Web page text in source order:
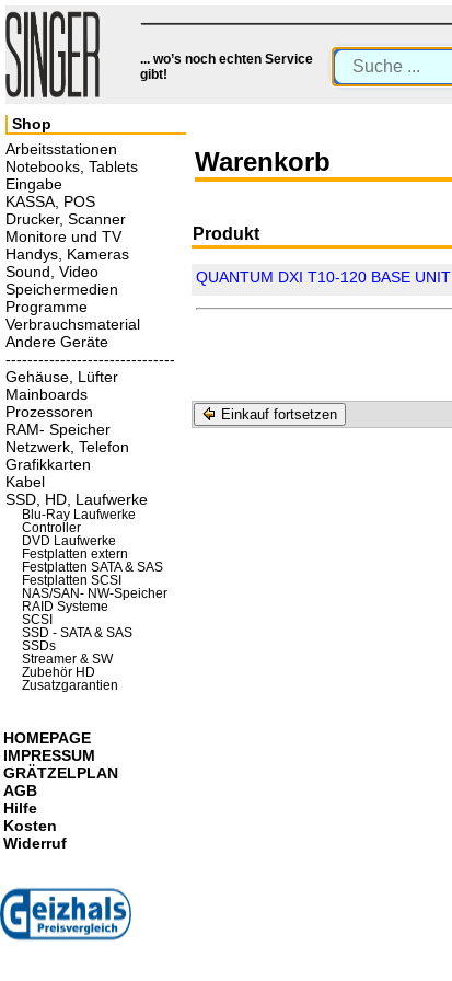
... wo’s noch echten Service
gibt!
Warenkorb
Produkt
QUANTUM DXI T10-120 BASE UNIT
Einkauf fortsetzen
Shop
Arbeitsstationen
Notebooks, Tablets
Eingabe
KASSA, POS
Drucker, Scanner
Monitore und TV
Handys, Kameras
Sound, Video
Speichermedien
Programme
Verbrauchsmaterial
Andere Geräte
-------------------------------
Gehäuse, Lüfter
Mainboards
Prozessoren
RAM- Speicher
Netzwerk, Telefon
Grafikkarten
Kabel
SSD, HD, Laufwerke
Blu-Ray Laufwerke
Controller
DVD Laufwerke
Festplatten extern
Festplatten SATA & SAS
Festplatten SCSI
NAS/SAN- NW-Speicher
RAID Systeme
SCSI
SSD - SATA & SAS
SSDs
Streamer & SW
Zubehör HD
Zusatzgarantien
HOMEPAGE
IMPRESSUM
GRÄTZELPLAN
AGB
Hilfe
Kosten
Widerruf